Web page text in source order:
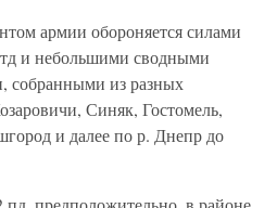
армии обороняется силами
и небольшими сводными
собранными из разных
Синяк, Гостомель,
и далее по р. Днепр до